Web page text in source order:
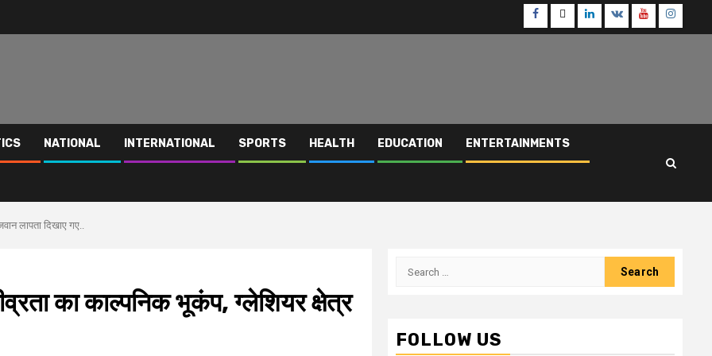
Facebook
TwitterLinkedin
VK Youtube
NATIONAL INTERNATIONAL SPORTS HEALTH EDUCATION ENTERTAINMENTS
लापता दिखाए गए..
का काल्पनिक भूकंप, ग्लेशियर क्षेत्र
Search
FOLLOW US